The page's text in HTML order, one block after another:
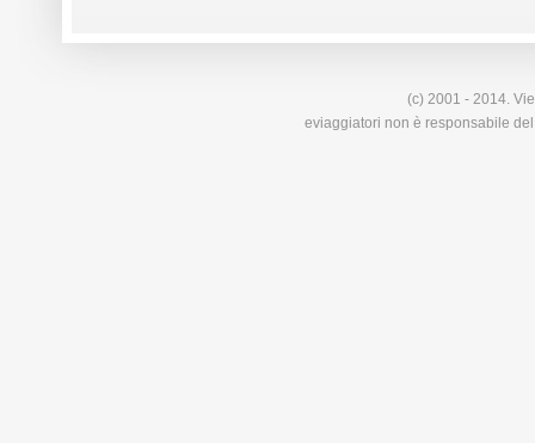
(c) 2001 - 2014.
eviaggiatori non è responsabile